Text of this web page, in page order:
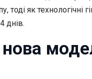
тоді як технологічні
днів.